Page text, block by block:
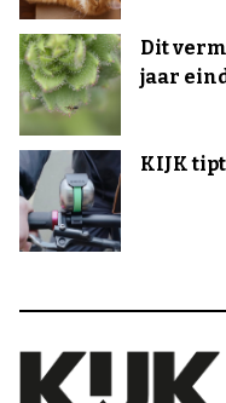
Dit
jaar
KIJK